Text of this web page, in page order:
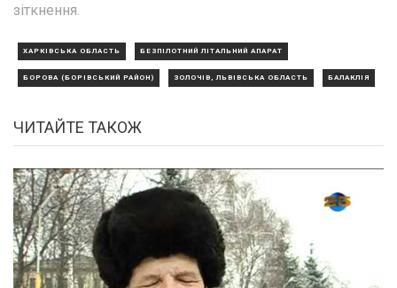
зіткнення.
ХАРКІВСЬКА ОБЛАСТЬ БЕЗПІЛОТНИЙ ЛІТАЛЬНИЙ АПАРАТ
БОРОВА (БОРІВСЬКИЙ РАЙОН) ЗОЛОЧІВ, ЛЬВІВСЬКА ОБЛАСТЬ БАЛАКЛІЯ
ЧИТАЙТЕ ТАКОЖ